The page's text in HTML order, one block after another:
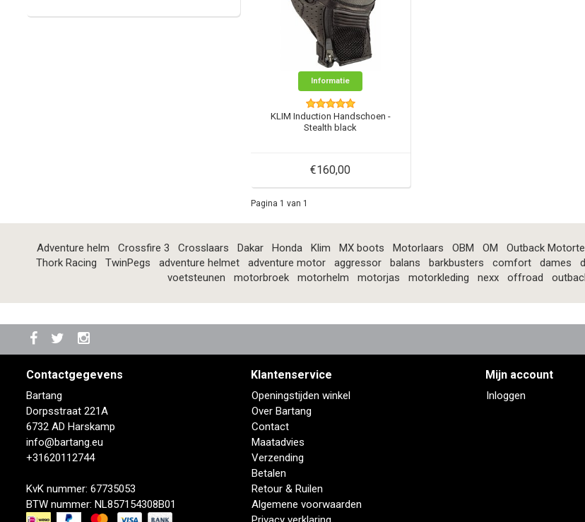
Informatie
KLIM Induction Handschoen -
Stealth black
€160,00
Pagina 1 van 1
Adventure helm Crossfire 3 Crosslaars Dakar Honda Klim MX boots Motorlaars OBM OM Outback
Thork Racing
TwinPegs adventure helmet adventure motor aggressor balans barkbusters comfort dames
voetsteunen
motorbroek motorhelm motorjas motorkleding nexx offroad
Contactgegevens
Bartang
Dorpsstraat 221A
6732 AD Harskamp
info@bartang.eu
+31620112744
KvK nummer: 67735053
BTW nummer: NL857154308B01
Klantenservice
Openingstijden winkel
Over Bartang
Contact
Maatadvies
Verzending
Betalen
Retour & Ruilen
Algemene voorwaarden
Mijn account
Inloggen